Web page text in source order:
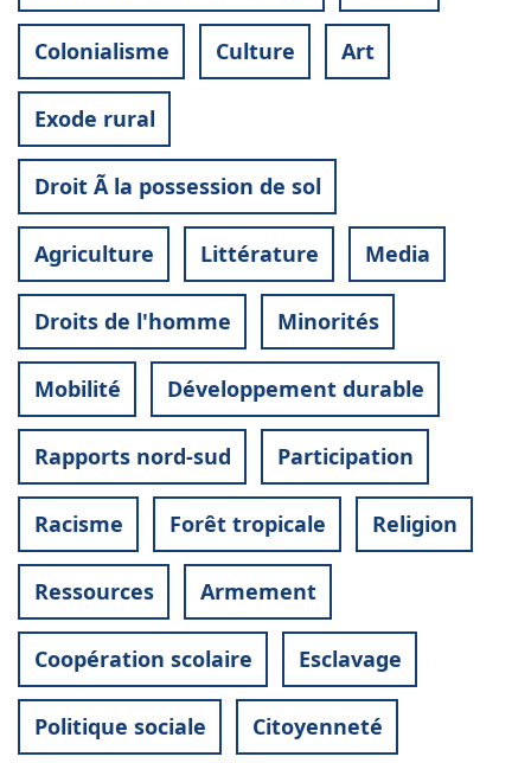
Colonialisme Culture Art
Exode rural
Droit Ã la possession de sol
Agriculture Littérature Media
Droits de l'homme Minorités
Mobilité Développement durable
Rapports nord-sud Participation
Racisme Forêt tropicale Religion
Ressources Armement
Coopération scolaire Esclavage
Politique sociale Citoyenneté